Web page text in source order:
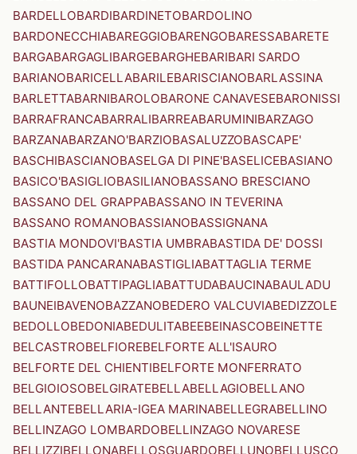
BARDELLOBARDIBARDINETOBARDOLINO
BARDONECCHIABAREGGIOBARENGOBARESSABARETE
BARGABARGAGLIBARGEBARGHEBARIBARI SARDO
BARIANOBARICELLABARILEBARISCIANOBARLASSINA
BARLETTABARNIBAROLOBARONE CANAVESEBARONISSI
BARRAFRANCABARRALIBARREABARUMINIBARZAGO
BARZANABARZANO'BARZIOBASALUZZOBASCAPE'
BASCHIBASCIANOBASELGA DI PINE'BASELICEBASIANO
BASICO'BASIGLIOBASILIANOBASSANO BRESCIANO
BASSANO DEL GRAPPABASSANO IN TEVERINA
BASSANO ROMANOBASSIANOBASSIGNANA
BASTIA MONDOVI'BASTIA UMBRABASTIDA DE' DOSSI
BASTIDA PANCARANABASTIGLIABATTAGLIA TERME
BATTIFOLLOBATTIPAGLIABATTUDABAUCINABAULADU
BAUNEIBAVENOBAZZANOBEDERO VALCUVIABEDIZZOLE
BEDOLLOBEDONIABEDULITABEEBEINASCOBEINETTE
BELCASTROBELFIOREBELFORTE ALL'ISAURO
BELFORTE DEL CHIENTIBELFORTE MONFERRATO
BELGIOIOSOBELGIRATEBELLABELLAGIOBELLANO
BELLANTEBELLARIA-IGEA MARINABELLEGRABELLINO
BELLINZAGO LOMBARDOBELLINZAGO NOVARESE
BELLIZZIBELLONABELLOSGUARDOBELLUNOBELLUSCO